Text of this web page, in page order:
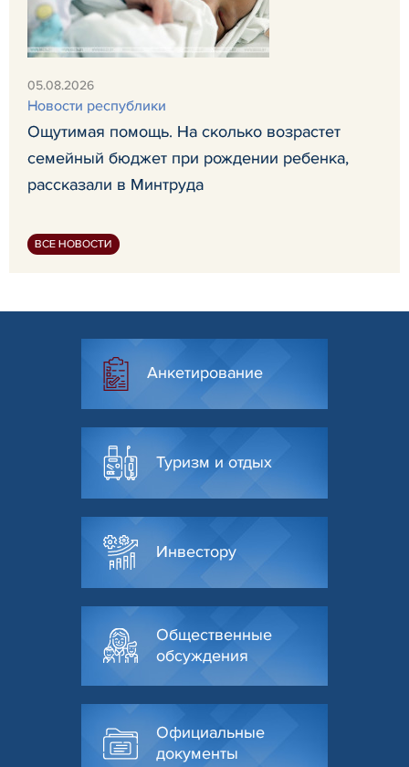
05.08.2026
Новости республики
Ощутимая помощь. На сколько возрастет
семейный бюджет при рождении ребенка,
рассказали в Минтруда
ВСЕ НОВОСТИ
Анкетирование
Туризм и отдых
Инвестору
Общественные
обсуждения
Официальные
документы